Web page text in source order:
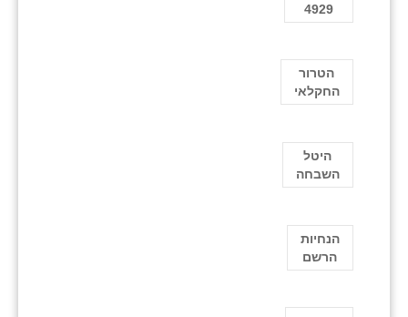
4929
הטרור
החקלאי
היטל
השבחה
הנחיות
הרשם